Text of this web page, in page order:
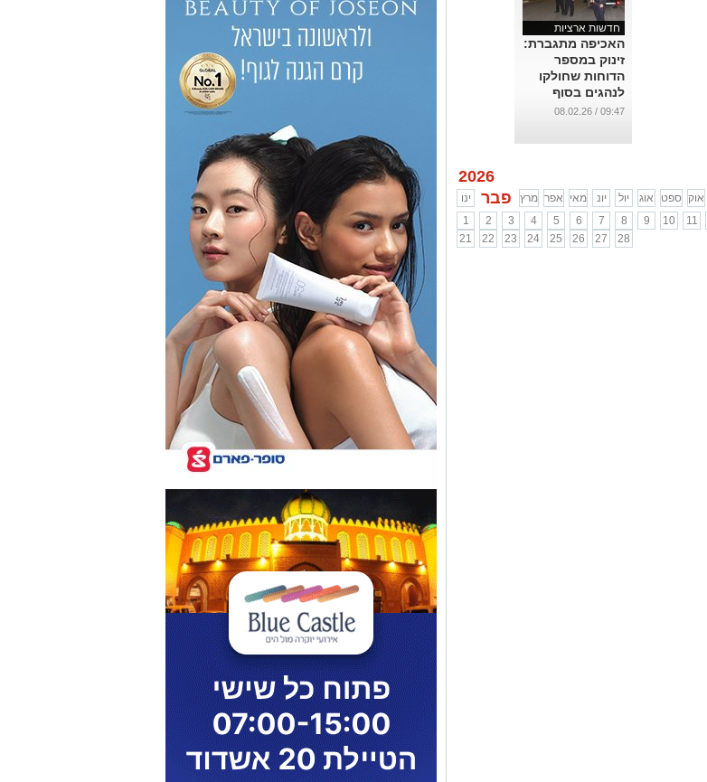
חדשות ארציות
האכיפה מתגברת:
זינוק במספר
הדוחות שחולקו
לנהגים בסוף
השבוע האחרון
09:47 / 08.02.26
2026
ינו פבר מרץ אפר מאי יונ יול אוג ספט אוק
1
2 3 4 5 6 7 8 9 10 11
21
22 23 24 25 26 27 28